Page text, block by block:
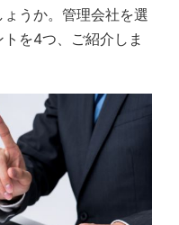
ょうか。管理会社を選
を4つ、ご紹介しま